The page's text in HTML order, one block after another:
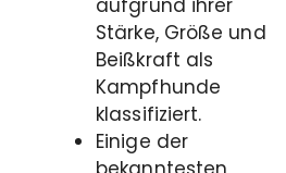
aufgrund ihrer
Stärke, Größe und
Beißkraft als
Kampfhunde
klassifiziert.
Einige der